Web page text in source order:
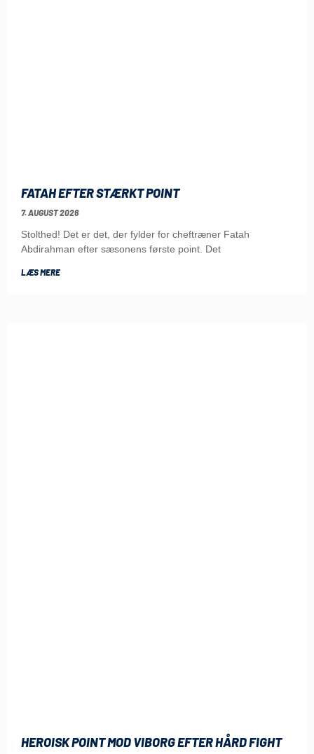
FATAH EFTER STÆRKT POINT
7. AUGUST 2026
Stolthed! Det er det, der fylder for cheftræner Fatah
Abdirahman efter sæsonens første point. Det
LÆS MERE
HEROISK POINT MOD VIBORG EFTER HÅRD FIGHT